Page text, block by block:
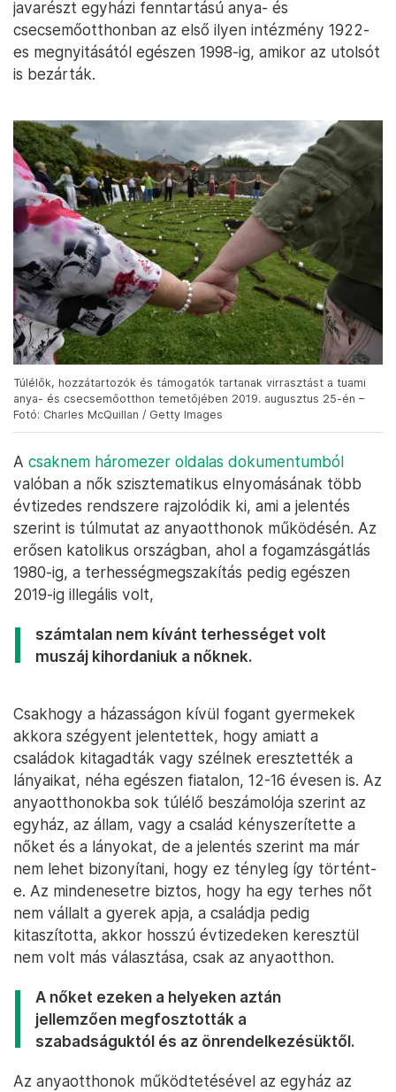
javarészt egyházi fenntartású anya- és
csecsemőotthonban az első ilyen intézmény 1922-
es megnyitásától egészen 1998-ig, amikor az utolsót
is bezárták.
Túlélők, hozzátartozók és támogatók tartanak virrasztást a tuami
anya- és csecsemőotthon temetőjében 2019. augusztus 25-én –
Fotó: Charles McQuillan / Getty Images
A csaknem háromezer oldalas dokumentumból
valóban a nők szisztematikus elnyomásának több
évtizedes rendszere rajzolódik ki, ami a jelentés
szerint is túlmutat az anyaotthonok működésén. Az
erősen katolikus országban, ahol a fogamzásgátlás
1980-ig, a terhességmegszakítás pedig egészen
2019-ig illegális volt,
számtalan nem kívánt terhességet volt
muszáj kihordaniuk a nőknek.
Csakhogy a házasságon kívül fogant gyermekek
akkora szégyent jelentettek, hogy amiatt a
családok kitagadták vagy szélnek eresztették a
lányaikat, néha egészen fiatalon, 12-16 évesen is. Az
anyaotthonokba sok túlélő beszámolója szerint az
egyház, az állam, vagy a család kényszerítette a
nőket és a lányokat, de a jelentés szerint ma már
nem lehet bizonyítani, hogy ez tényleg így történt-
e. Az mindenesetre biztos, hogy ha egy terhes nőt
nem vállalt a gyerek apja, a családja pedig
kitaszította, akkor hosszú évtizedeken keresztül
nem volt más választása, csak az anyaotthon.
A nőket ezeken a helyeken aztán
jellemzően megfosztották a
szabadságuktól és az önrendelkezésüktől.
Az anyaotthonok működtetésével az egyház az